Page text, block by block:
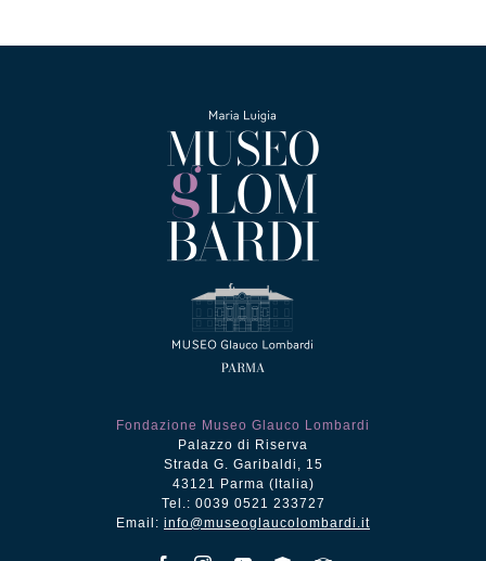
Fondazione Museo Glauco Lombardi
Palazzo di Riserva
Strada G. Garibaldi, 15
43121 Parma (Italia)
Tel.: 0039 0521 233727
Email: info@museoglaucolombardi.it